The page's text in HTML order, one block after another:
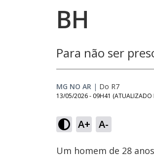
BH
Para não ser
MG NO AR | Do R7
13/05/2026 - 09H41 (ATUALIZADO
A+ A-
Ativar
Som
Um homem de 28